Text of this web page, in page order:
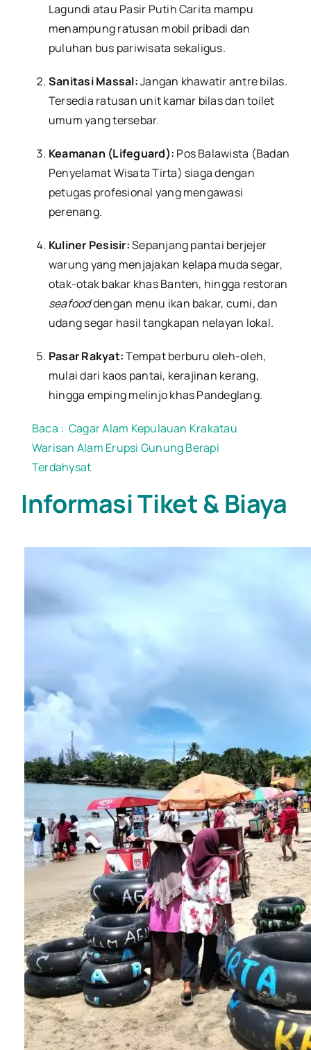
Lagundi atau Pasir Putih Carita mampu
menampung ratusan mobil pribadi dan
puluhan bus pariwisata sekaligus.
Sanitasi Massal:Jangan khawatir antre bilas.
Tersedia ratusan unit kamar bilas dan toilet
umum yang tersebar.
Keamanan (Lifeguard): Pos Balawista (Badan
Penyelamat Wisata Tirta) siaga dengan
petugas profesional yang mengawasi
perenang.
Kuliner Pesisir:Sepanjang pantai berjejer
warung yang menjajakan kelapa muda segar,
otak-otak bakar khas Banten, hingga restoran
seafooddengan menu ikan bakar, cumi, dan
udang segar hasil tangkapan nelayan lokal.
Pasar Rakyat:Tempat berburu oleh-oleh,
mulai dari kaos pantai, kerajinan kerang,
hingga emping melinjo khas Pandeglang.
Baca : Cagar Alam Kepulauan Krakatau
Warisan Alam Erupsi Gunung Berapi
Terdahysat
Informasi Tiket & Biaya